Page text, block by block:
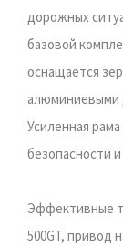
дорожных
базовой
оснащается
алюминиевыми
Усиленная
безопасности
Эффективные
500GT, привод